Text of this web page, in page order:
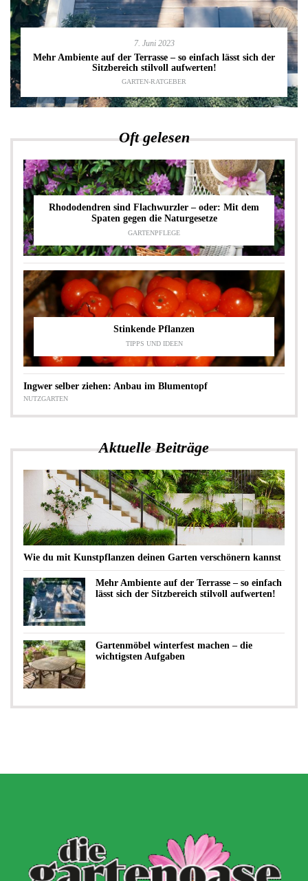
7. Juni 2023
Mehr Ambiente auf der Terrasse – so einfach lässt sich der
Sitzbereich stilvoll aufwerten!
GARTEN-RATGEBER
Oft gelesen
Rhododendren sind Flachwurzler – oder: Mit dem
Spaten gegen die Naturgesetze
GARTENPFLEGE
Stinkende Pflanzen
TIPPS UND IDEEN
Ingwer selber ziehen: Anbau im Blumentopf
NUTZGARTEN
Aktuelle Beiträge
Wie du mit Kunstpflanzen deinen Garten verschönern kannst
Mehr Ambiente auf der Terrasse – so einfach
lässt sich der Sitzbereich stilvoll aufwerten!
Gartenmöbel winterfest machen – die
wichtigsten Aufgaben